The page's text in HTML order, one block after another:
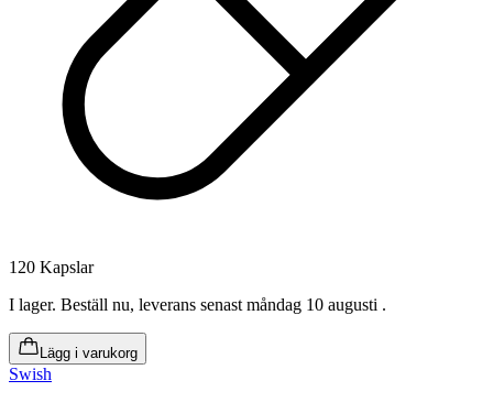
120 Kapslar
I lager. Beställ nu, leverans senast måndag 10 augusti .
Lägg i varukorg
Swish